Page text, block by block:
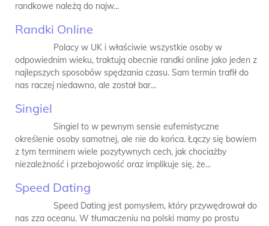
randkowe należą do najw...
Randki Online
Polacy w UK i właściwie wszystkie osoby w
odpowiednim wieku, traktują obecnie randki online jako jeden z
najlepszych sposobów spędzania czasu. Sam termin trafił do
nas raczej niedawno, ale został bar...
Singiel
Singiel to w pewnym sensie eufemistyczne
określenie osoby samotnej, ale nie do końca. Łączy się bowiem
z tym terminem wiele pozytywnych cech, jak chociażby
niezależność i przebojowość oraz implikuje się, że...
Speed Dating
Speed Dating jest pomysłem, który przywędrował do
nas zza oceanu. W tłumaczeniu na polski mamy po prostu